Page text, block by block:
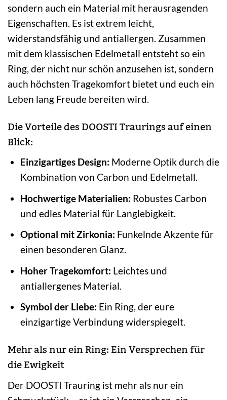
sondern auch ein Material mit herausragenden
Eigenschaften. Es ist extrem leicht,
widerstandsfähig und antiallergen. Zusammen
mit dem klassischen Edelmetall entsteht so ein
Ring, der nicht nur schön anzusehen ist, sondern
auch höchsten Tragekomfort bietet und euch ein
Leben lang Freude bereiten wird.
Die Vorteile des DOOSTI Traurings auf einen
Blick:
Einzigartiges Design: Moderne Optik durch die
Kombination von Carbon und Edelmetall.
Hochwertige Materialien: Robustes Carbon
und edles Material für Langlebigkeit.
Optional mit Zirkonia: Funkelnde Akzente für
einen besonderen Glanz.
Hoher Tragekomfort: Leichtes und
antiallergenes Material.
Symbol der Liebe: Ein Ring, der eure
einzigartige Verbindung widerspiegelt.
Mehr als nur ein Ring: Ein Versprechen für
die Ewigkeit
Der DOOSTI Trauring ist mehr als nur ein